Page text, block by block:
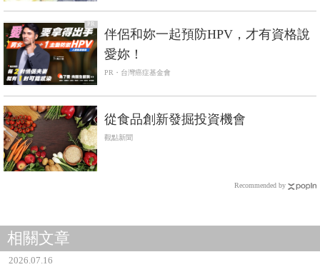
PR
伴侶和妳一起預防HPV，才有資格說
愛妳！
PR・台灣癌症基金會
從食品創新發掘投資機會
觀點新聞
Recommended by
相關文章
2026.07.16